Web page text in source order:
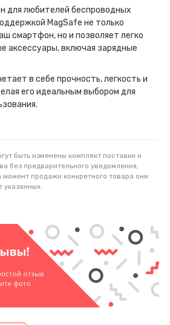
для любителей беспроводных
MagSafe не только
смартфон, но и позволяет легко
аксессуары, включая зарядные
в себе прочность, легкость и
его идеальным выбором для
быть изменены комплект поставки и
без предварительного уведомления,
момент продажи конкретного товара они
указанных.